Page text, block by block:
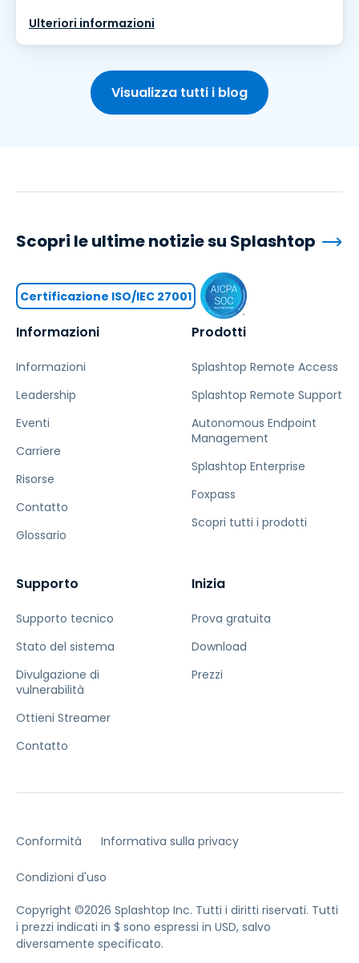
Ulteriori informazioni
Visualizza tutti i blog
Informazioni
Informazioni
Leadership
Eventi
Carriere
Risorse
Contatto
Glossario
Prodotti
Splashtop Remote Access
Splashtop Remote Support
Autonomous Endpoint
Management
Splashtop Enterprise
Foxpass
Scopri tutti i prodotti
Supporto
Supporto tecnico
Stato del sistema
Divulgazione di
vulnerabilità
Ottieni Streamer
Contatto
Inizia
Prova gratuita
Download
Prezzi
Scopri le ultime notizie su Splashtop
Certificazione ISO/IEC 27001
Conformità Informativa sulla privacy
Condizioni d'uso
Copyright ©2026 Splashtop Inc. Tutti i diritti riservati. Tutti
i prezzi indicati in $ sono espressi in USD, salvo
diversamente specificato.